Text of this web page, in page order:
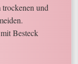
und
Besteck